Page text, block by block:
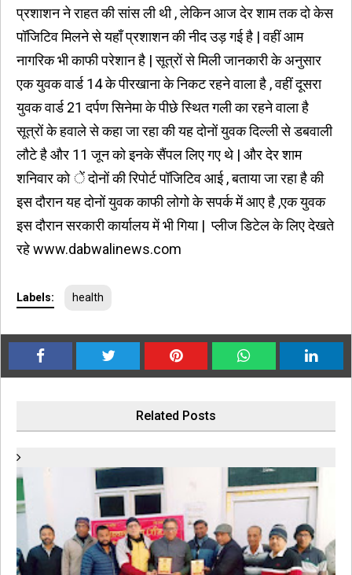
प्रशाशन ने राहत की सांस ली थी , लेकिन आज देर शाम तक दो केस
पॉजिटिव मिलने से यहाँ प्रशाशन की नीद उड़ गई है | वहीं आम
नागरिक भी काफी परेशान है | सूत्रों से मिली जानकारी के अनुसार
एक युवक वार्ड 14 के पीरखाना के निकट रहने वाला है , वहीं दूसरा
युवक वार्ड 21 दर्पण सिनेमा के पीछे स्थित गली का रहने वाला है
सूत्रों के हवाले से कहा जा रहा की यह दोनों युवक दिल्ली से डबवाली
लौटे है और 11 जून को इनके सैंपल लिए गए थे | और देर शाम
शनिवार को ें दोनों की रिपोर्ट पॉजिटिव आई , बताया जा रहा है की
इस दौरान यह दोनों युवक काफी लोगो के सपर्क में आए है ,एक युवक
इस दौरान सरकारी कार्यालय में भी गिया | प्लीज डिटेल के लिए देखते
रहेwww.dabwalinews.com
Labels: health
Related Posts